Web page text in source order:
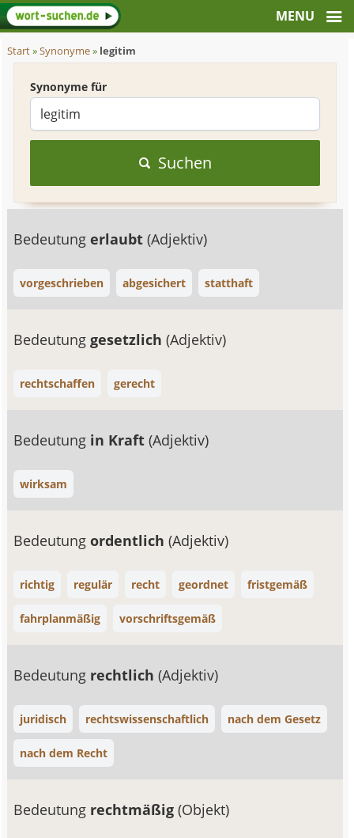
Start»Synonyme» legitim
Synonyme für
Suchen
Bedeutungerlaubt(Adjektiv)
vorgeschrieben abgesichert statthaft
Bedeutunggesetzlich(Adjektiv)
rechtschaffen gerecht
Bedeutung in Kraft(Adjektiv)
wirksam
Bedeutungordentlich(Adjektiv)
richtig regulär recht geordnet fristgemäß
fahrplanmäßig vorschriftsgemäß
Bedeutung rechtlich(Adjektiv)
juridisch rechtswissenschaftlich nach dem Gesetz
nach dem Recht
Bedeutung rechtmäßig(Objekt)